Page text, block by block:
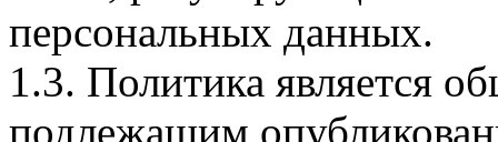
персональных данных.
1.3. Политика является
подлежащим